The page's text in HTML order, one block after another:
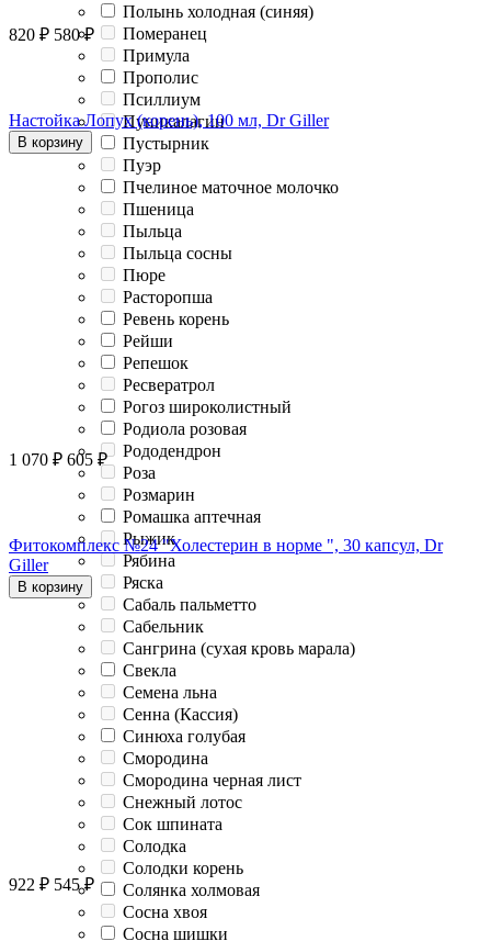
Полынь холодная (синяя)
Померанец
Примула
Прополис
Псиллиум
Пуникалагин
Пустырник
Пуэр
Пчелиное маточное молочко
Пшеница
Пыльца
Пыльца сосны
Пюре
Расторопша
Ревень корень
Рейши
Репешок
Ресвератрол
Рогоз широколистный
Родиола розовая
Рододендрон
Роза
Розмарин
Ромашка аптечная
Рыжик
Рябина
Ряска
Сабаль пальметто
Сабельник
Сангрина (сухая кровь марала)
Свекла
Семена льна
Сенна (Кассия)
Синюха голубая
Смородина
Смородина черная лист
Снежный лотос
Сок шпината
Солодка
Солодки корень
Солянка холмовая
Сосна хвоя
Сосна шишки
820 ₽ 580 ₽
Настойка Лопух (корень), 100 мл, Dr Giller
В корзину
1 070 ₽ 605 ₽
Фитокомплекс №24 "Холестерин в норме ", 30 капсул, Dr
Giller
В корзину
922 ₽ 545 ₽